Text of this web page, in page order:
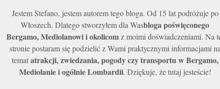
Jestem Stefano, jestem autorem tego bloga. Od 15 lat podróżuje po
Włoszech. Dlatego stworzyłem dla Wasbloga poświęconego
Bergamo, Mediolanowi i okolicomz moimi doświadczeniami. Na
stronie postaram się podzielić z Wami praktycznymi informacjami
tematatrakcji, zwiedzania, pogody czy transportu w Bergamo,
Mediolanie i ogólnie Lombardii. Dziękuje, że tutaj jesteście!